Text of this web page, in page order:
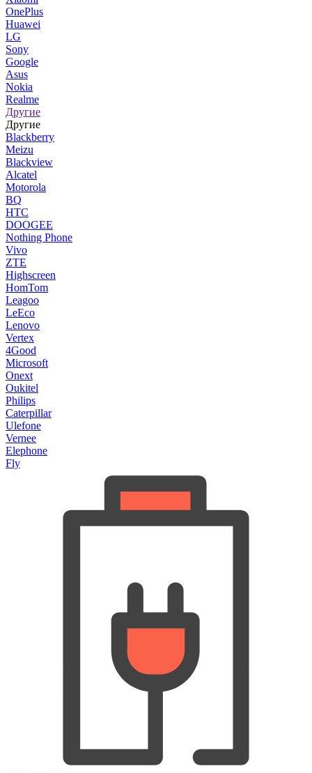
OnePlus
Huawei
LG
Sony
Google
Asus
Nokia
Realme
Другие
Другие
Blackberry
Meizu
Blackview
Alcatel
Motorola
BQ
HTC
DOOGEE
Nothing Phone
Vivo
ZTE
Highscreen
HomTom
Leagoo
LeEco
Lenovo
Vertex
4Good
Microsoft
Onext
Oukitel
Philips
Caterpillar
Ulefone
Vernee
Elephone
Fly